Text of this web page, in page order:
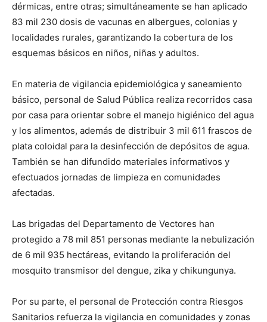
dérmicas, entre otras; simultáneamente se han aplicado
83 mil 230 dosis de vacunas en albergues, colonias y
localidades rurales, garantizando la cobertura de los
esquemas básicos en niños, niñas y adultos.
En materia de vigilancia epidemiológica y saneamiento
básico, personal de Salud Pública realiza recorridos casa
por casa para orientar sobre el manejo higiénico del agua
y los alimentos, además de distribuir 3 mil 611 frascos de
plata coloidal para la desinfección de depósitos de agua.
También se han difundido materiales informativos y
efectuados jornadas de limpieza en comunidades
afectadas.
Las brigadas del Departamento de Vectores han
protegido a 78 mil 851 personas mediante la nebulización
de 6 mil 935 hectáreas, evitando la proliferación del
mosquito transmisor del dengue, zika y chikungunya.
Por su parte, el personal de Protección contra Riesgos
Sanitarios refuerza la vigilancia en comunidades y zonas